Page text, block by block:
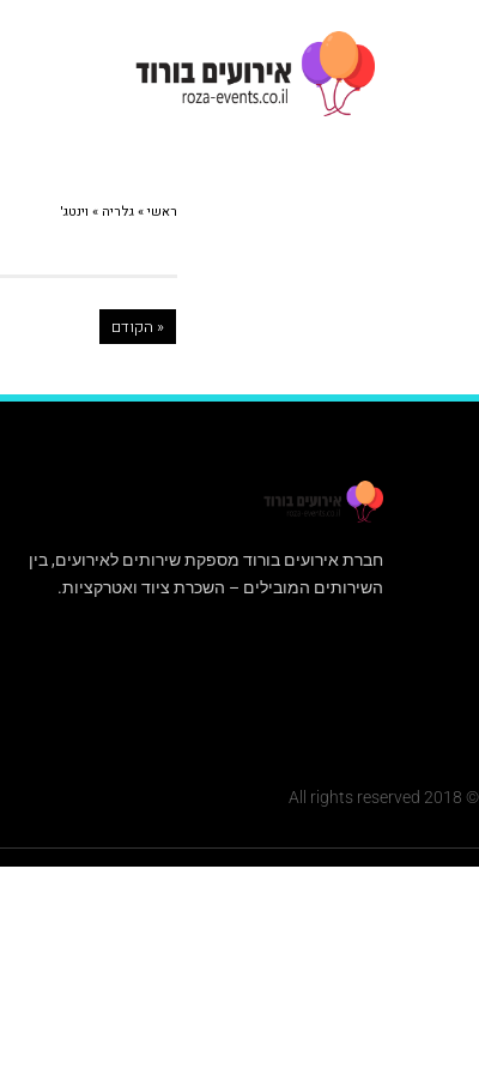
ראשי»גלריה » וינטג'
« הקודם
חברת אירועים בורוד מספקת שירותים לאירועים, בין
השירותים המובילים – השכרת ציוד ואטרקציות.
© 2018 All rights reserved